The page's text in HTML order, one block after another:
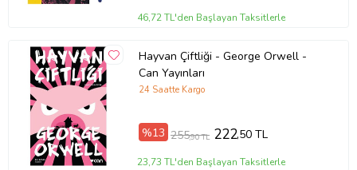
46,72 TL'den Başlayan Taksitlerle
Hayvan Çiftliği - George Orwell -
Can Yayınları
24 Saatte Kargo
%13 255,90 TL 222,50 TL
23,73 TL'den Başlayan Taksitlerle